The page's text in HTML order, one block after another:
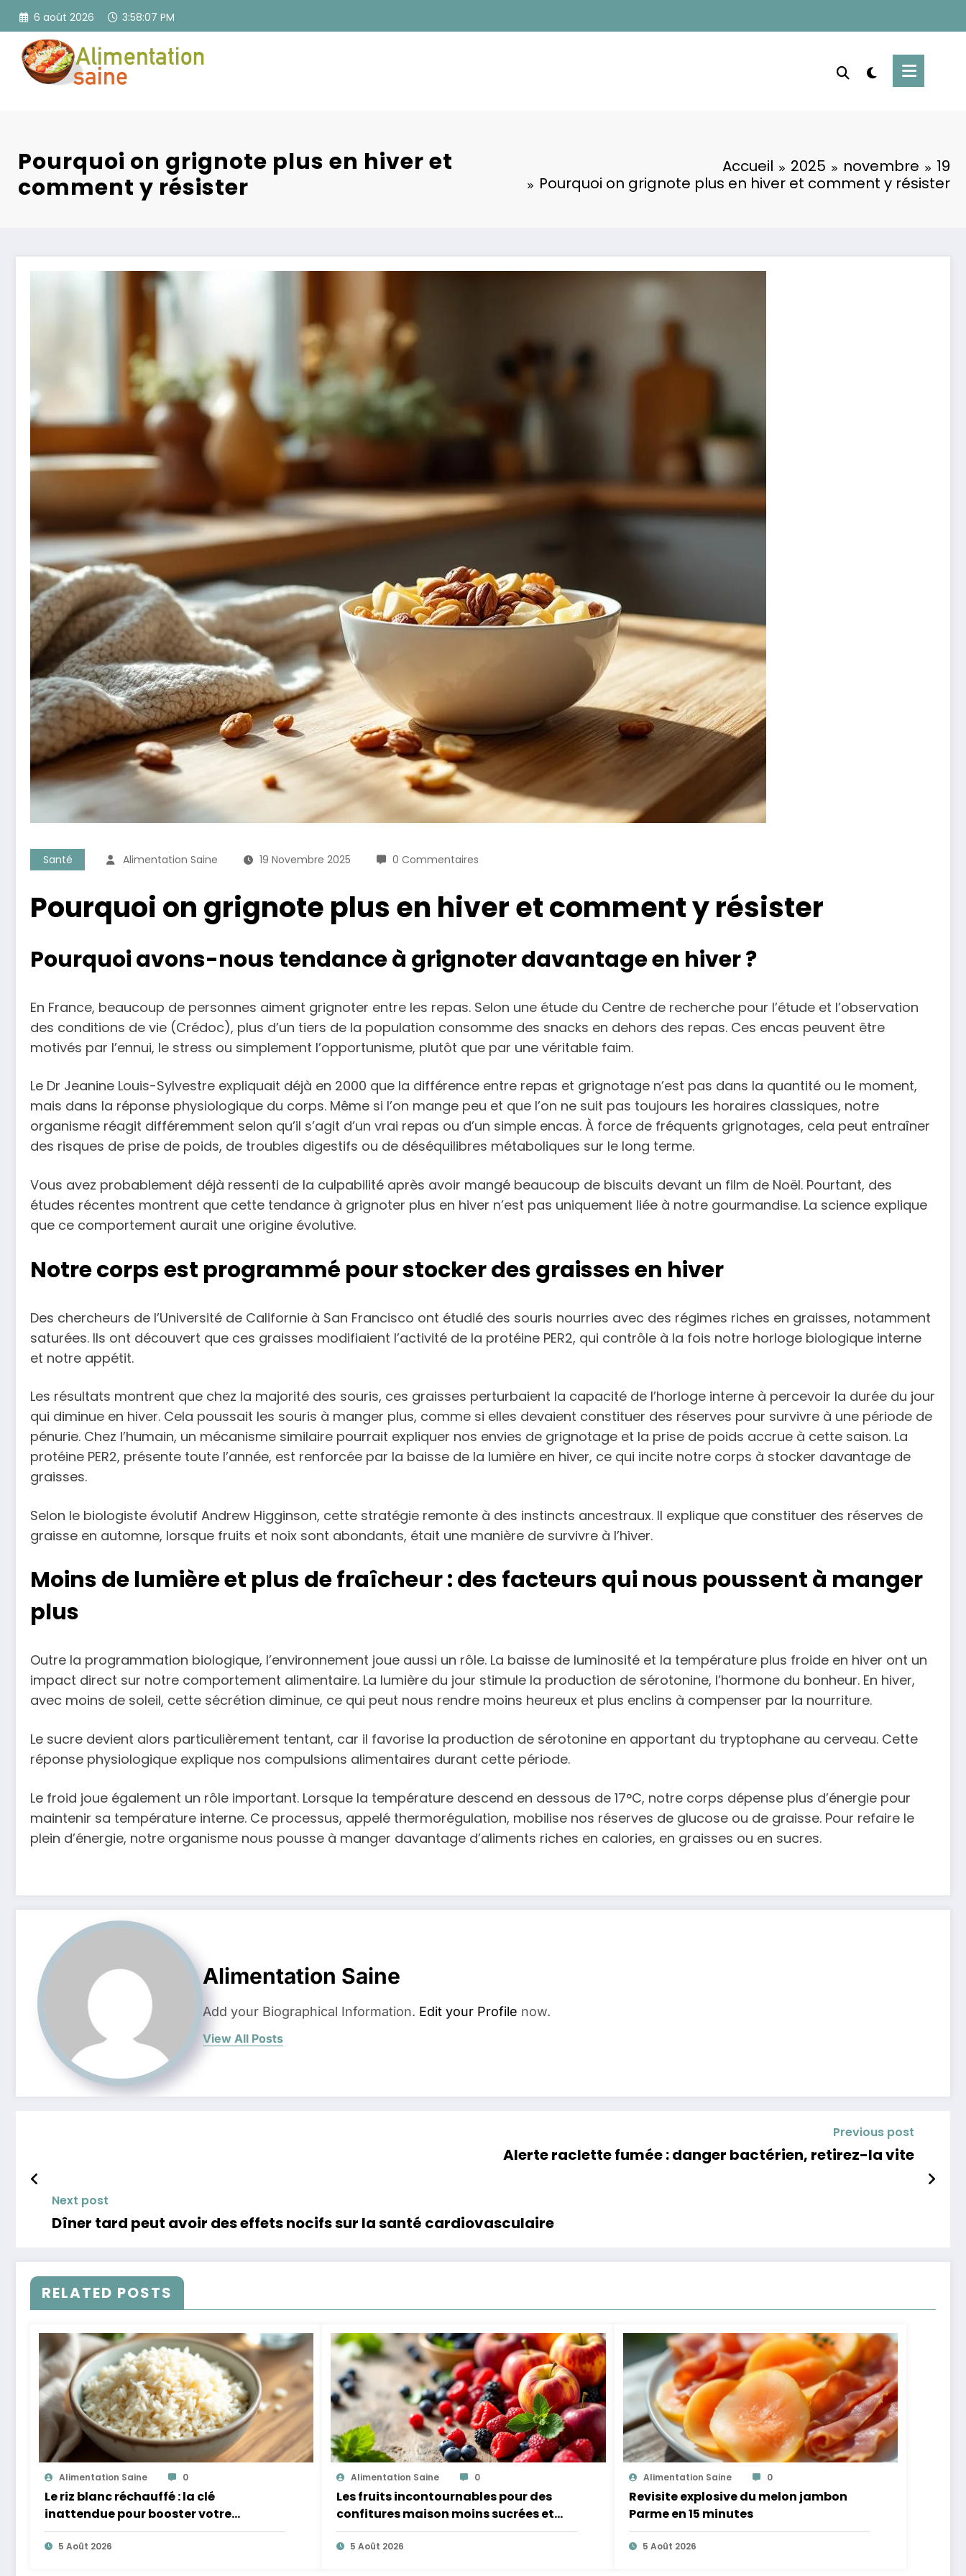
Aller
contenu
6 août 2026 3:58:08 PM
Pourquoi on grignote plus en hiver et
comment y résister
Accueil 2025 novembre
19
Pourquoi on grignote plus en hiver et comment y résister
Santé Alimentation Saine 19 Novembre 2025 0 Commentaires
Pourquoi on grignote plus en hiver et comment y résister
Pourquoi avons-nous tendance à grignoter davantage en hiver ?
En France, beaucoup de personnes aiment grignoter entre les repas. Selon une étude du Centre de recherche pour l’étude et l’observation
des conditions de vie (Crédoc), plus d’un tiers de la population consomme des snacks en dehors des repas. Ces encas peuvent être
motivés par l’ennui, le stress ou simplement l’opportunisme, plutôt que par une véritable faim.
Le Dr Jeanine Louis-Sylvestre expliquait déjà en 2000 que la différence entre repas et grignotage n’est pas dans la quantité ou le moment,
mais dans la réponse physiologique du corps. Même si l’on mange peu et que l’on ne suit pas toujours les horaires classiques, notre
organisme réagit différemment selon qu’il s’agit d’un vrai repas ou d’un simple encas. À force de fréquents grignotages, cela peut entraîner
des risques de prise de poids, de troubles digestifs ou de déséquilibres métaboliques sur le long terme.
Vous avez probablement déjà ressenti de la culpabilité après avoir mangé beaucoup de biscuits devant un film de Noël. Pourtant, des
études récentes montrent que cette tendance à grignoter plus en hiver n’est pas uniquement liée à notre gourmandise. La science explique
que ce comportement aurait une origine évolutive.
Notre corps est programmé pour stocker des graisses en hiver
Des chercheurs de l’Université de Californie à San Francisco ont étudié des souris nourries avec des régimes riches en graisses, notamment
saturées. Ils ont découvert que ces graisses modifiaient l’activité de la protéine PER2, qui contrôle à la fois notre horloge biologique interne
et notre appétit.
Les résultats montrent que chez la majorité des souris, ces graisses perturbaient la capacité de l’horloge interne à percevoir la durée du jour
qui diminue en hiver. Cela poussait les souris à manger plus, comme si elles devaient constituer des réserves pour survivre à une période de
pénurie. Chez l’humain, un mécanisme similaire pourrait expliquer nos envies de grignotage et la prise de poids accrue à cette saison. La
protéine PER2, présente toute l’année, est renforcée par la baisse de la lumière en hiver, ce qui incite notre corps à stocker davantage de
graisses.
Selon le biologiste évolutif Andrew Higginson, cette stratégie remonte à des instincts ancestraux. Il explique que constituer des réserves de
graisse en automne, lorsque fruits et noix sont abondants, était une manière de survivre à l’hiver.
Moins de lumière et plus de fraîcheur : des facteurs qui nous poussent à manger
plus
Outre la programmation biologique, l’environnement joue aussi un rôle. La baisse de luminosité et la température plus froide en hiver ont un
impact direct sur notre comportement alimentaire. La lumière du jour stimule la production de sérotonine, l’hormone du bonheur. En hiver,
avec moins de soleil, cette sécrétion diminue, ce qui peut nous rendre moins heureux et plus enclins à compenser par la nourriture.
Le sucre devient alors particulièrement tentant, car il favorise la production de sérotonine en apportant du tryptophane au cerveau. Cette
réponse physiologique explique nos compulsions alimentaires durant cette période.
Le froid joue également un rôle important. Lorsque la température descend en dessous de 17°C, notre corps dépense plus d’énergie pour
maintenir sa température interne. Ce processus, appelé thermorégulation, mobilise nos réserves de glucose ou de graisse. Pour refaire le
plein d’énergie, notre organisme nous pousse à manger davantage d’aliments riches en calories, en graisses ou en sucres.
Alimentation Saine
Add your Biographical Information. Edit your Profile now.
View All Posts
Previous post
Alerte raclette fumée : danger bactérien, retirez-la vite
Next post
Dîner tard peut avoir des effets nocifs sur la santé cardiovasculaire
RELATED POSTS
Alimentation Saine 0
Le riz blanc réchauffé : la clé
inattendue pour booster votre
microbiote
5 Août 2026
Alimentation Saine 0
Les fruits incontournables pour des
confitures maison moins sucrées et
plus légères
5 Août 2026
Alimentation Saine 0
Revisite explosive du melon jambon
Parme en 15 minutes
5 Août 2026